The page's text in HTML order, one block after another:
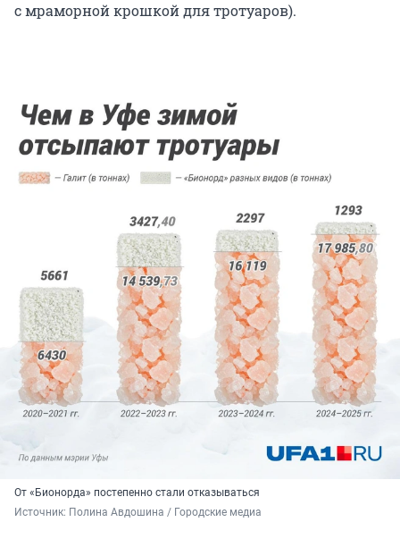
с мраморной крошкой для тротуаров).
От «Бионорда» постепенно стали отказываться
Источник: Полина Авдошина / Городские медиа